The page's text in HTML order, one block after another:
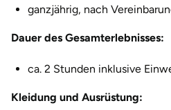
ganzjährig, nach
Dauer des Gesamterlebnisses:
ca. 2 Stunden inklusive
Kleidung und Ausrüstung:
Gotha
Göppingen
Görlitz